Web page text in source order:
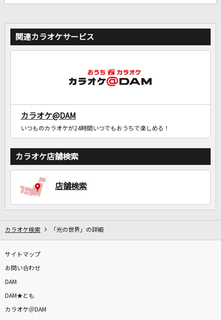
家族や友達と一緒に！練習にも！
関連カラオケサービス
カラオケ@DAM
いつものカラオケが24時間いつでもおうちで楽しめる！
カラオケ店舗検索
店舗検索
カラオケ検索 「光の世界」の詳細
サイトマップ
お問い合わせ
DAM
DAM★とも
カラオケ＠DAM